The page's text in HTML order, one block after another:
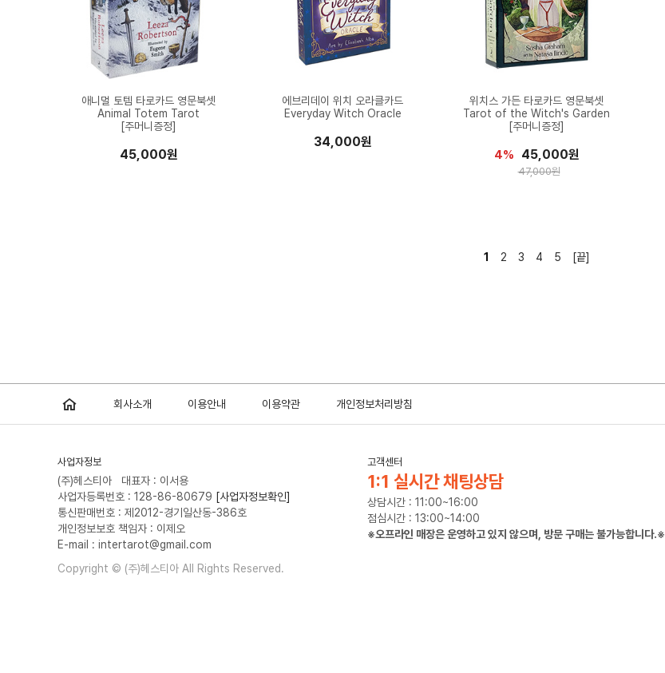
애니멀 토템 타로카드 영문북셋
Animal Totem Tarot
[주머니증정]
45,000원
에브리데이 위치 오라클카드
Everyday Witch Oracle
34,000원
위치스 가든 타로카드 영문북셋
Tarot of the Witch's Garden
[주머니증정]
4% 45,000원
47,000원
1 2 3 4 5 [끝]
회사소개 이용안내 이용약관 개인정보처리방침
사업자정보
(주)헤스티아 대표자 : 이서용
사업자등록번호 : 128-86-80679 [사업자정보확인]
통신판매번호 : 제2012-경기일산동-386호
개인정보보호 책임자 : 이제오
E-mail : intertarot@gmail.com
Copyright © (주)헤스티아 All Rights Reserved.
고객센터
1:1 실시간 채팅상담
상담시간 : 11:00~16:00
점심시간 : 13:00~14:00
※오프라인 매장은 운영하고 있지 않으며, 방문 구매는 불가능합니다.※